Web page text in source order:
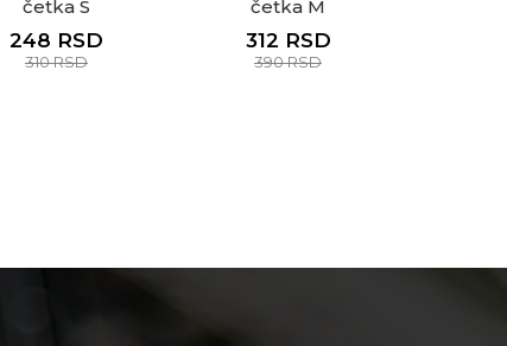
četka S
248 RSD
310RSD
četka M
312 RSD
390RSD